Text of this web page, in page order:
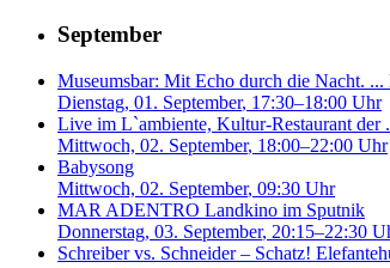
September
Museumsbar: Mit Echo durch die Nacht. ...
Dienstag, 01. September, 17:30–18:00 Uhr
Live im L`ambiente, Kultur-Restaurant der
Mittwoch, 02. September, 18:00–22:00 Uhr
Babysong
Mittwoch, 02. September, 09:30 Uhr
MAR ADENTRO Landkino im Sputnik
Donnerstag, 03. September, 20:15–22:30
Schreiber vs. Schneider – Schatz!